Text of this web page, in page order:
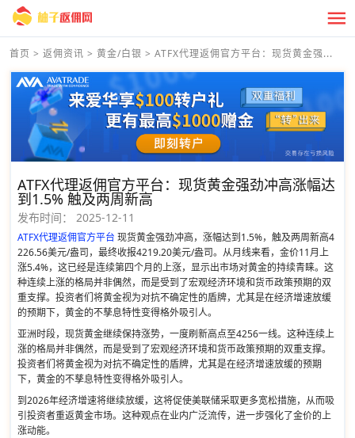
首页 > 返佣资讯 > 黄金/白银 > ATFX代理返佣官方平台：现货黄金强...
ATFX代理返佣官方平台：现货黄金强劲冲高涨幅达
到1.5% 触及两周新高
发布时间： 2025-12-11
ATFX代理返佣官方平台 现货黄金强劲冲高，涨幅达到1.5%，触及两周新高4
226.56美元/盎司，最终收报4219.20美元/盎司。从月线来看，金价11月上
涨5.4%，这已经是连续第四个月的上涨，显示出市场对黄金的持续青睐。这
种连续上涨的格局并非偶然，而是受到了宏观经济环境和货币政策预期的双
重支撑。投资者们将黄金视为对抗不确定性的盾牌，尤其是在经济增速放缓
的预期下，黄金的不孳息特性变得格外吸引人。
亚洲时段，现货黄金继续保持涨势，一度刷新高点至4256一线。这种连续上
涨的格局并非偶然，而是受到了宏观经济环境和货币政策预期的双重支撑。
投资者们将黄金视为对抗不确定性的盾牌，尤其是在经济增速放缓的预期
下，黄金的不孳息特性变得格外吸引人。
到2026年经济增速将继续放缓，这将促使美联储采取更多宽松措施，从而吸
引投资者重返黄金市场。这种观点在业内广泛流传，进一步强化了金价的上
涨动能。